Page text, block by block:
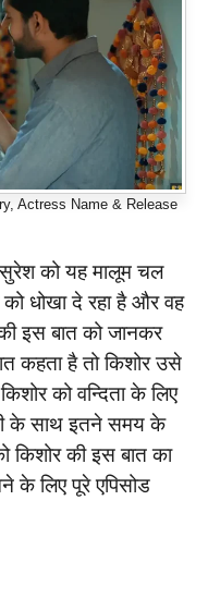
Actress Name & Release
को यह मालूम चल
को धोखा दे रहा है और वह
इस बात को जानकर
कहता है तो किशोर उसे
को वन्दिता के लिए
के साथ इतने समय के
किशोर की इस बात का
के लिए पूरे एपिसोड